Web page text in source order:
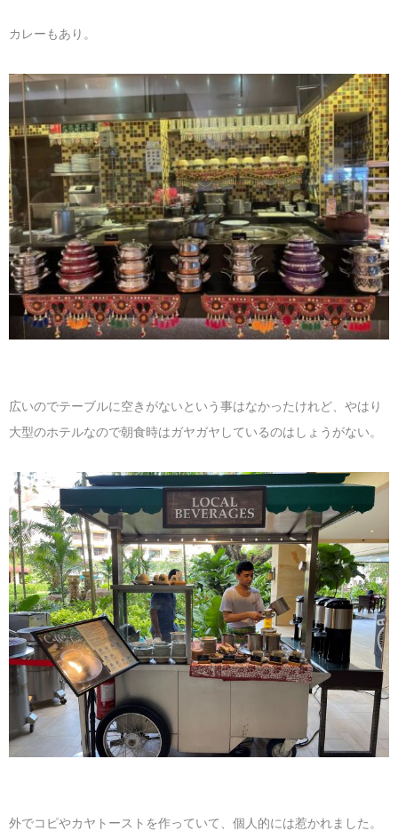
カレーもあり。
広いのでテーブルに空きがないという事はなかったけれど、やはり
大型のホテルなので朝食時はガヤガヤしているのはしょうがない。
外でコピやカヤトーストを作っていて、個人的には惹かれました。